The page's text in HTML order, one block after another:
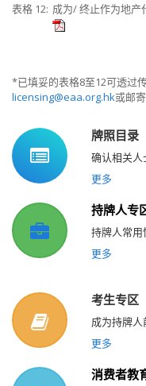
表格 12: 成为/ 终止作为地
*已填妥的表格8至12可透过
licensing@eaa.org.hk或邮
牌照目录
确认相关
更多
持牌人专
持牌人常用
更多
考生专区
成为持牌
更多
消费者教